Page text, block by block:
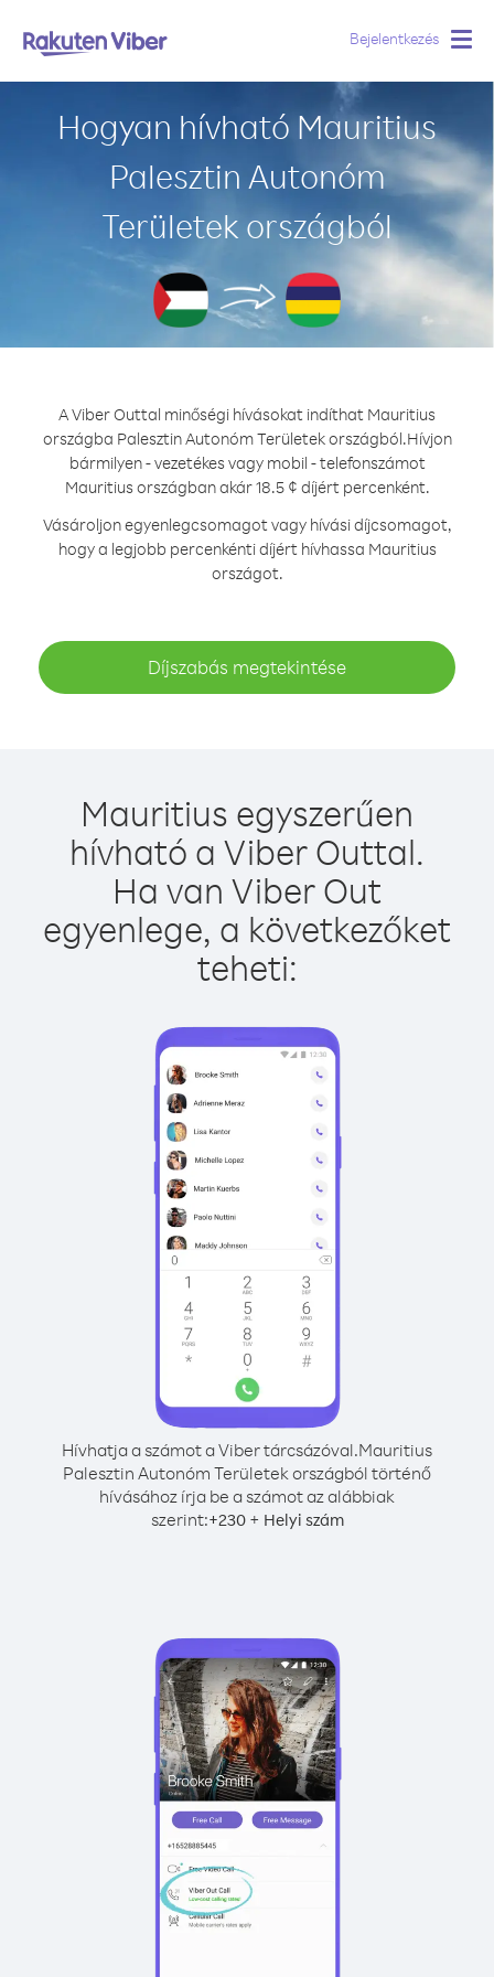
Bejelentkezés
Hogyan hívható Mauritius
Palesztin Autonóm
Területek országból
A Viber Outtal minőségi hívásokat indíthat Mauritius
országba Palesztin Autonóm Területek országból.Hívjon
bármilyen - vezetékes vagy mobil - telefonszámot
Mauritius országban akár 18.5 ¢ díjért percenként.
Vásároljon egyenlegcsomagot vagy hívási díjcsomagot,
hogy a legjobb percenkénti díjért hívhassa Mauritius
országot.
Díjszabás megtekintése
Mauritius egyszerűen
hívható a Viber Outtal.
Ha van Viber Out
egyenlege, a következőket
teheti:
Hívhatja a számot a Viber tárcsázóval.Mauritius
Palesztin Autonóm Területek országból történő
hívásához írja be a számot az alábbiak
szerint:+230+ Helyi szám